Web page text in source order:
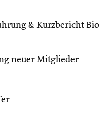
& Kurzbericht Bio
neuer Mitglieder